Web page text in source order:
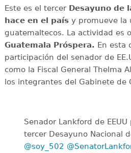
Este es el tercer Desayuno de
hace en el paísy promueve la
guatemaltecos. La actividad es
Guatemala Próspera. En esta
participación del senador de
como la Fiscal General Thelma
los integrantes del Gabinete de
Senador Lankford de
tercer Desayuno Nacional
@soy_502